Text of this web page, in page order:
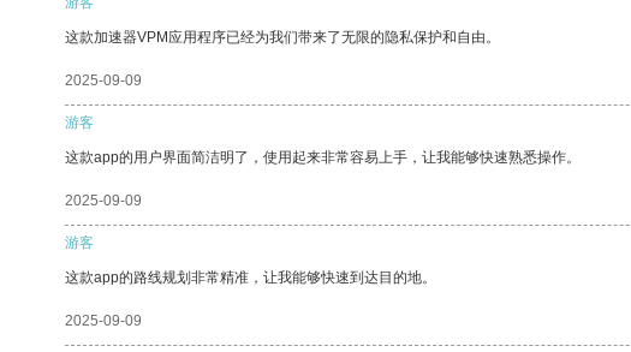
这款加速器VPM应用程序已经为我们带来了无限的隐私保护和自由。
2025-09-09
游客
这款app的用户界面简洁明了，使用起来非常容易上手，让我能够快速熟悉操作。
2025-09-09
游客
这款app的路线规划非常精准，让我能够快速到达目的地。
2025-09-09